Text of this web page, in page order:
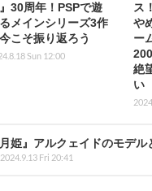
30周年！PSPで遊
メインシリーズ3作
こそ振り返ろう
Sun 12:00
ス
や
ー
絶
い
月姫』アルクェイドのモデ
2024.9.13 Fri 20:41